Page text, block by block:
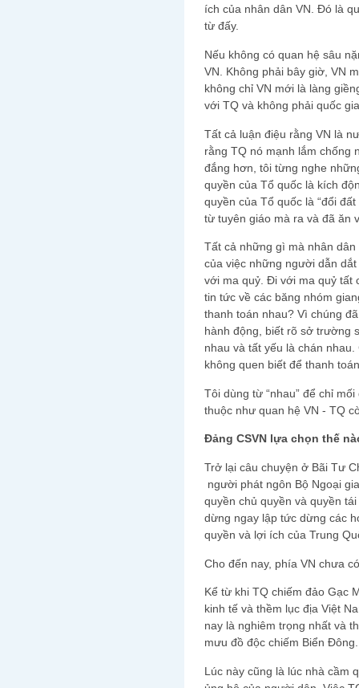
ích của nhân dân VN. Đó là
từ đấy.
Nếu không có quan hệ sâu
VN. Không phải bây giờ, VN
không chỉ VN mới là làng
với TQ và không phải quốc
Tất cả luận điệu rằng VN là
rằng TQ nó mạnh lắm chống
đắng hơn, tôi từng nghe
quyền của Tổ quốc là kích
quyền của Tổ quốc là “đổi
từ tuyên giáo mà ra và đã ăn
Tất cả những gì mà nhân
của việc những người dẫn
với ma quỷ. Đi với ma quỷ tất
tin tức về các băng nhóm
thanh toán nhau? Vì chúng
hành động, biết rõ sở trường
nhau và tất yếu là chán
không quen biết để thanh
Tôi dùng từ “nhau” để chỉ
thuộc như quan hệ VN - TQ
Đảng CSVN lựa chọn thế
Trở lại câu chuyện ở Bãi Tư
người phát ngôn Bộ Ngoại
quyền chủ quyền và quyền
dừng ngay lập tức dừng các
quyền và lợi ích của Trung
Cho đến nay, phía VN chưa
Kể từ khi TQ chiếm đảo Gạc
kinh tế và thềm lục địa Việt
nay là nghiêm trọng nhất và
mưu đồ độc chiếm Biển Đông.
Lúc này cũng là lúc nhà cầm